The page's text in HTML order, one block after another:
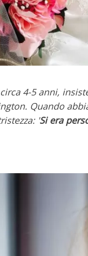
4-5 anni,
Quando
'Si era